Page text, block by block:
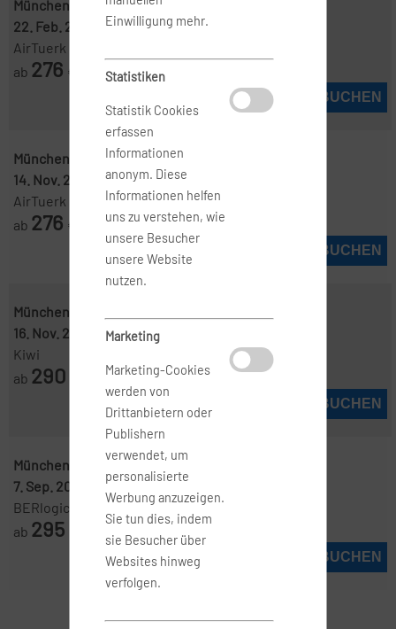
München ( MUC )-Casablanca ( CMN )
22. Feb. 2027
1. März 2027
AirTuerk
ab 276 €
JETZT BUCHEN
München ( MUC )-Casablanca ( CMN )
14. Nov. 2026
23. Nov. 2026
AirTuerk
ab 276 €
JETZT BUCHEN
München ( MUC )
16. Nov. 2026
18. Nov. 2026
Kiwi
ab 290
JETZT BUCHEN
München ( MUC )- Casablanca ( CMN )
7. Sep. 2026
18. Sep. 2026
BERlogic
ab 295
JETZT BUCHEN
Einwilligung mehr.
Statistiken
Statistik Cookies
erfassen
Informationen
anonym. Diese
Informationen helfen
uns zu verstehen, wie
unsere Besucher
unsere Website
nutzen.
Marketing
Marketing-Cookies
werden von
Drittanbietern oder
Publishern
verwendet, um
personalisierte
Werbung anzuzeigen.
Sie tun dies, indem
sie Besucher über
Websites hinweg
verfolgen.